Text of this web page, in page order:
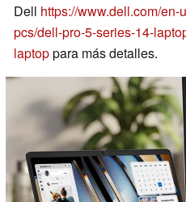
Dell https://www.dell.com/
pcs/dell-pro-5-series-14-
laptoppara más detalles.